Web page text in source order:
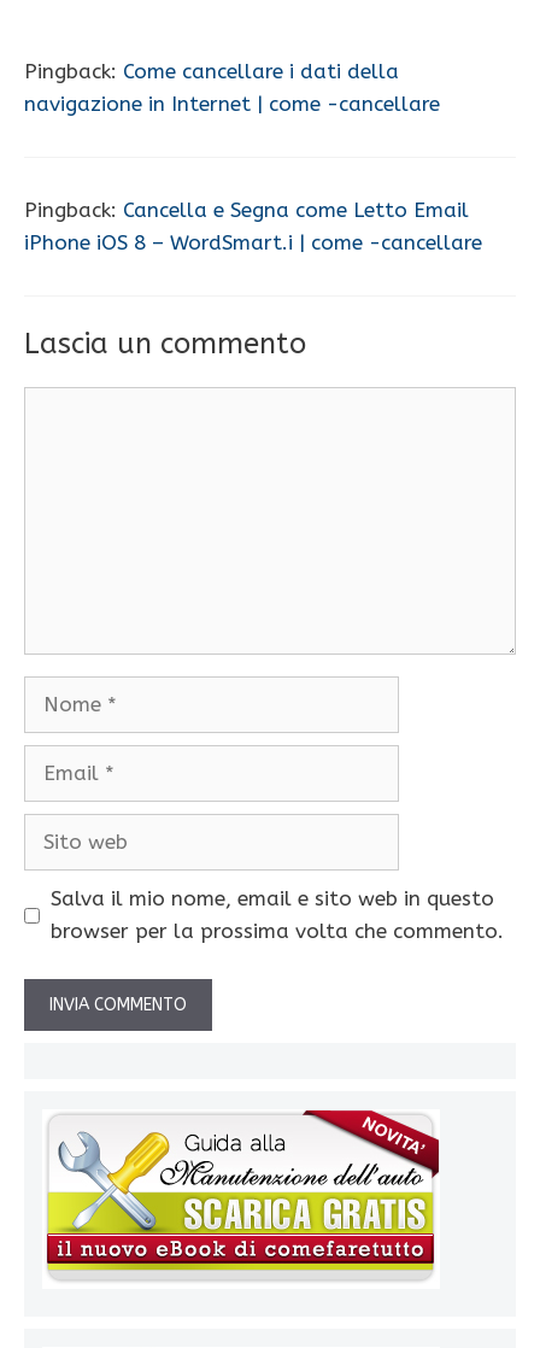
Pingback: Come cancellare i dati della
navigazione in Internet | come -cancellare
Pingback: Cancella e Segna come Letto Email
iPhone iOS 8 – WordSmart.i | come -cancellare
Lascia un commento
Nome
Email
Sito
Salva il mio nome, email e sito web in questo
browser per la prossima volta che commento.